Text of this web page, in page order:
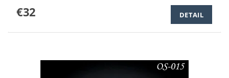
€32 DETAIL